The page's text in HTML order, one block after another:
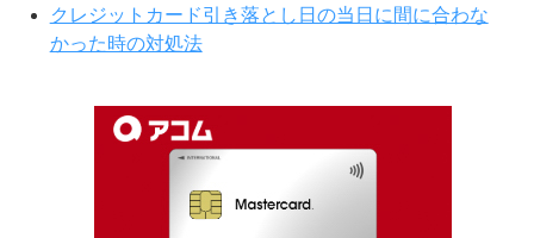
クレジットカード引き落とし日の当日に間に合わな
かった時の対処法